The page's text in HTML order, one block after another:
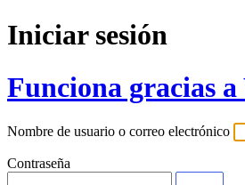
Iniciar sesión
Funciona gracias a
Nombre de usuario o correo electrónico
Contraseña